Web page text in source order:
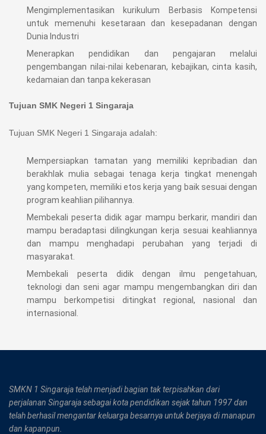
Mengimplementasikan kurikulum Berbasis Kompetensi
untuk memenuhi kesetaraan dan kesepadanan dengan
Dunia Industri
Menerapkan pendidikan dan pengajaran melalui
pengembangan nilai-nilai kebenaran, kebajikan, cinta kasih,
kedamaian dan tanpa kekerasan
Tujuan SMK Negeri 1 Singaraja
Tujuan SMK Negeri 1 Singaraja adalah:
Mempersiapkan tamatan yang memiliki kepribadian dan
berakhlak mulia sebagai tenaga kerja tingkat menengah
yang kompeten, memiliki etos kerja yang baik sesuai dengan
program keahlian pilihannya.
Membekali peserta didik agar mampu berkarir, mandiri dan
mampu beradaptasi dilingkungan kerja sesuai keahliannya
dan mampu menghadapi perubahan yang terjadi di
masyarakat.
Membekali peserta didik dengan ilmu pengetahuan,
teknologi dan seni agar mampu mengembangkan diri dan
mampu berkompetisi ditingkat regional, nasional dan
internasional.
SMKN 1 Singaraja telah menjadi bagian tak terpisahkan dari
perjalanan Singaraja sebagai kota pendidikan sejak tahun 1997 dan
telah berhasil mengantar keluarga besarnya untuk berjaya di manapun
dan kapanpun.